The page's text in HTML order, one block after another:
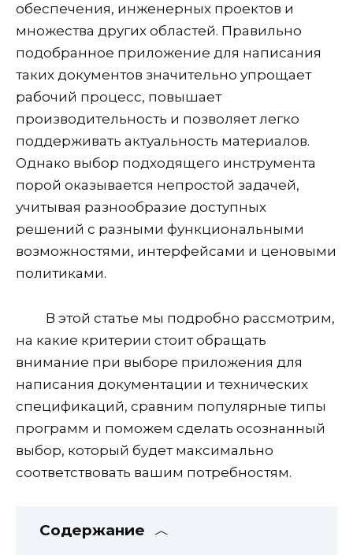
обеспечения, инженерных проектов и
множества других областей. Правильно
подобранное приложение для написания
таких документов значительно упрощает
рабочий процесс, повышает
производительность и позволяет легко
поддерживать актуальность материалов.
Однако выбор подходящего инструмента
порой оказывается непростой задачей,
учитывая разнообразие доступных
решений с разными функциональными
возможностями, интерфейсами и ценовыми
политиками.
В этой статье мы подробно рассмотрим,
на какие критерии стоит обращать
внимание при выборе приложения для
написания документации и технических
спецификаций, сравним популярные типы
программ и поможем сделать осознанный
выбор, который будет максимально
соответствовать вашим потребностям.
Содержание